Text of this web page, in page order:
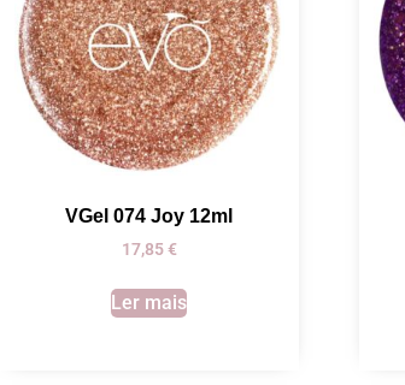
VGel 074 Joy 12ml
17,85€
Ler mais